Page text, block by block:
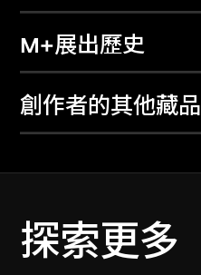
M+展出歷史
創作者的其他藏品
探索更多